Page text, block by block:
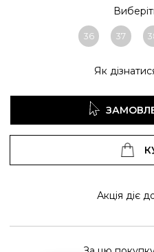
36 37
Як
Акція діє